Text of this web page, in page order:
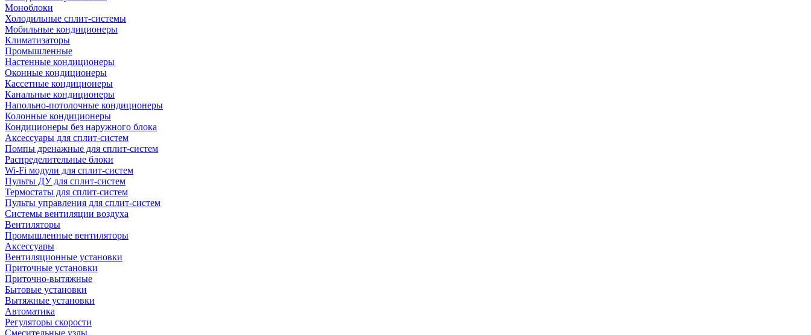
Моноблоки
Холодильные сплит-системы
Мобильные кондиционеры
Климатизаторы
Промышленные
Настенные кондиционеры
Оконные кондиционеры
Кассетные кондиционеры
Канальные кондиционеры
Напольно-потолочные кондиционеры
Колонные кондиционеры
Кондиционеры без наружного блока
Аксессуары для сплит-систем
Помпы дренажные для сплит-систем
Распределительные блоки
Wi-Fi модули для сплит-систем
Пульты ДУ для сплит-систем
Термостаты для сплит-систем
Пульты управления для сплит-систем
Системы вентиляции воздуха
Вентиляторы
Промышленные вентиляторы
Аксессуары
Вентиляционные установки
Приточные установки
Приточно-вытяжные
Бытовые установки
Вытяжные установки
Автоматика
Регуляторы скорости
Смесительные узлы